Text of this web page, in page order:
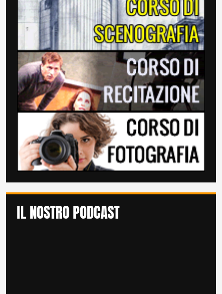
IL NOSTRO PODCAST